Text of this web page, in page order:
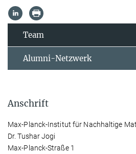
Team
Alumni-Netzwerk
Anschrift
Max-Planck-Institut für Nachhaltige
Dr. Tushar Jogi
Max-Planck-Straße 1